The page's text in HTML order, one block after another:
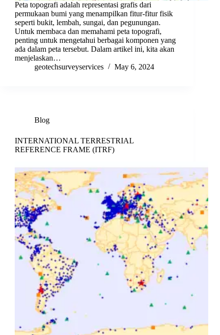
Peta topografi adalah representasi grafis dari
permukaan bumi yang menampilkan fitur-fitur fisik
seperti bukit, lembah, sungai, dan pegunungan.
Untuk membaca dan memahami peta topografi,
penting untuk mengetahui berbagai komponen yang
ada dalam peta tersebut. Dalam artikel ini, kita akan
menjelaskan…
geotechsurveyservices
May 6, 2024
Blog
INTERNATIONAL TERRESTRIAL
REFERENCE FRAME (ITRF)